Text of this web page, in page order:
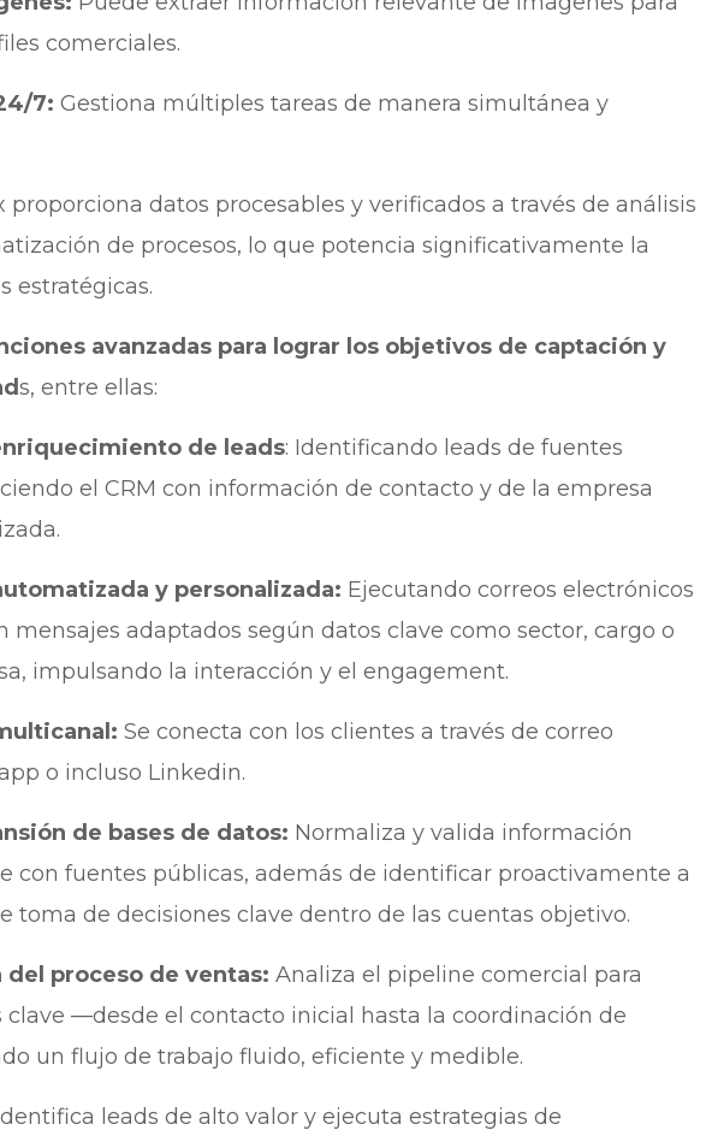
comerciales.
7: Gestiona múltiples tareas de manera simultánea y
proporciona datos procesables y verificados a través de análisis
de procesos, lo que potencia significativamente la
estratégicas.
avanzadas para lograr los objetivos de captación y
s, entre ellas:
de leads: Identificando leads de fuentes
el CRM con información de contacto y de la empresa
y personalizada: Ejecutando correos electrónicos
mensajes adaptados según datos clave como sector, cargo o
impulsando la interacción y el engagement.
Se conecta con los clientes a través de correo
o incluso Linkedin.
de bases de datos: Normaliza y valida información
con fuentes públicas, además de identificar proactivamente a
toma de decisiones clave dentro de las cuentas objetivo.
proceso de ventas: Analiza el pipeline comercial para
clave —desde el contacto inicial hasta la coordinación de
un flujo de trabajo fluido, eficiente y medible.
leads de alto valor y ejecuta estrategias de